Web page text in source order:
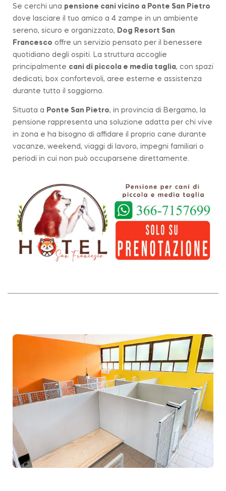
Se cerchi una pensione cani vicino a Ponte San Pietro
dove lasciare il tuo amico a 4 zampe in un ambiente
sereno, sicuro e organizzato, Dog Resort San
Francesco offre un servizio pensato per il benessere
quotidiano degli ospiti. La struttura accoglie
principalmente cani di piccola e media taglia, con spazi
dedicati, box confortevoli, aree esterne e assistenza
durante tutto il soggiorno.
Situata a Ponte San Pietro, in provincia di Bergamo, la
pensione rappresenta una soluzione adatta per chi vive
in zona e ha bisogno di affidare il proprio cane durante
vacanze, weekend, viaggi di lavoro, impegni familiari o
periodi in cui non può occuparsene direttamente.